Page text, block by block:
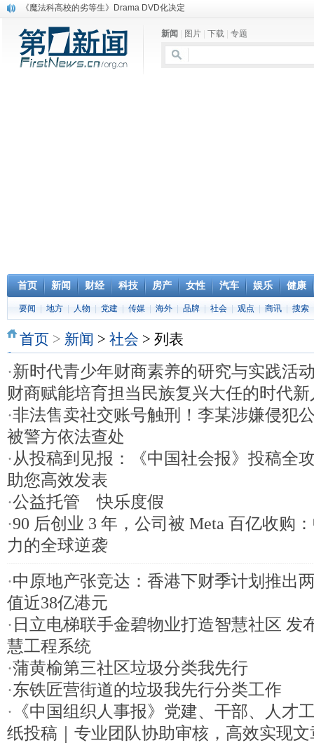
《魔法科高校的劣等生》Drama DVD化决定
消息称刘强东要求京东商城明年扭亏为盈
保健品也能吃出一身病? 康宝莱员工自揭多项家丑
煤价"跳水"电企利润"蹦高" 电煤联动亟待完善
新闻 图片 下载 专题
首页 新闻 财经 科技 房产 女性 汽车 娱乐 健康
要闻 地方 人物 党建 传媒 海外 品牌 社会 观点 商讯 搜索
首页 > 新闻 > 社会 > 列表
·新时代青少年财商素养的研究与实践活
财商赋能培育担当民族复兴大任的时代新
·非法售卖社交账号触刑！李某涉嫌侵犯
被警方依法查处
·从投稿到见报：《中国社会报》投稿全
助您高效发表
·公益托管 快乐度假
·90 后创业 3 年，公司被 Meta 百亿收购
力的全球逆袭
·中原地产张竞达：香港下财季计划推出
值近38亿港元
· 日立电梯联手金碧物业打造智慧社区 发
慧工程系统
·蒲黄榆第三社区垃圾分类我先行
·东铁匠营街道的垃圾我先行分类工作
· 《中国组织人事报》党建、干部、人才
纸投稿｜专业团队协助审核，高效实现